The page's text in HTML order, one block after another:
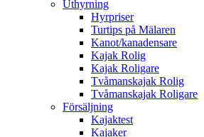
Uthyrning
Hyrpriser
Turtips på Mälaren
Kanot/kanadensare
Kajak Rolig
Kajak Roligare
Tvåmanskajak Rolig
Tvåmanskajak Roligare
Försäljning
Kajaktest
Kajaker